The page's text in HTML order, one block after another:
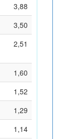
3,88
3,50
2,51
1,60
1,52
1,29
1,14